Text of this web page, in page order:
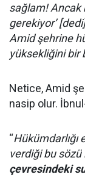
sağlam! Ancak
gerekiyor’
Amid şehrine
yüksekliğini bir
Netice, Amid
nasip olur.
“Hükümdarlığı
verdiği bu sözü
çevresindeki